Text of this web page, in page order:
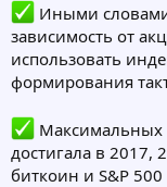
Иными
зависимость от
использовать
формирования
Максимальных
достигала в 2017,
биткоин и S&P